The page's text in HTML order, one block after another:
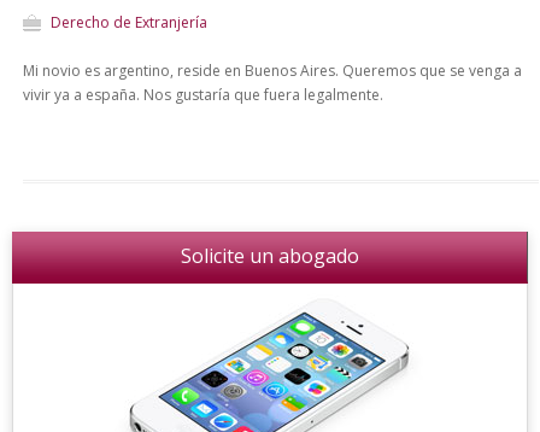
Derecho de Extranjería
Mi novio es argentino, reside en Buenos Aires. Queremos que se venga a
vivir ya a españa. Nos gustaría que fuera legalmente.
Solicite un abogado